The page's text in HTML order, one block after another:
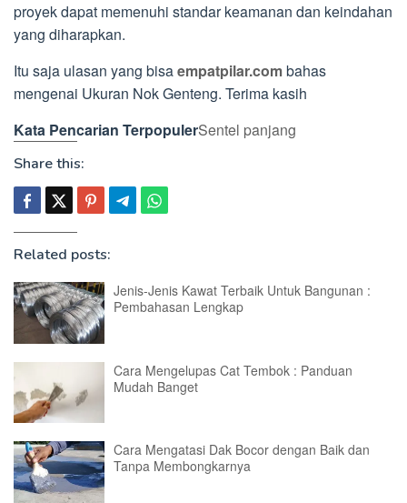
proyek dapat memenuhi standar keamanan dan keindahan
yang diharapkan.
Itu saja ulasan yang bisaempatpilar.combahas
mengenai Ukuran Nok Genteng. Terima kasih
Kata Pencarian TerpopulerSentel panjang
Share this:
Related posts:
Jenis-Jenis Kawat Terbaik Untuk Bangunan :
Pembahasan Lengkap
Cara Mengelupas Cat Tembok : Panduan
Mudah Banget
Cara Mengatasi Dak Bocor dengan Baik dan
Tanpa Membongkarnya